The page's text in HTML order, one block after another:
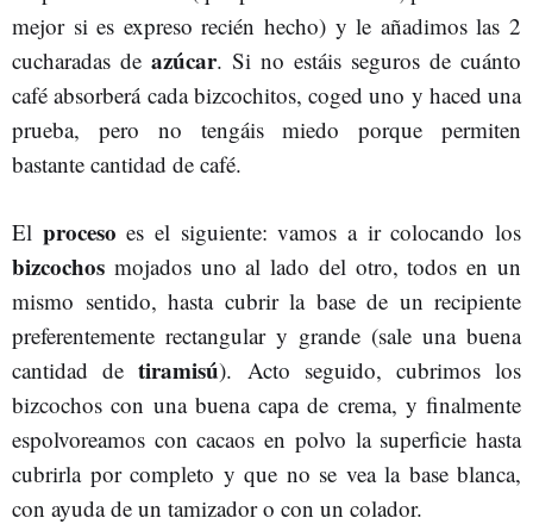
mejor si es expreso recién hecho) y le añadimos las 2
cucharadas de azúcar. Si no estáis seguros de cuánto
café absorberá cada bizcochitos, coged uno y haced una
prueba, pero no tengáis miedo porque permiten
bastante cantidad de café.
El proceso es el siguiente: vamos a ir colocando los
bizcochos mojados uno al lado del otro, todos en un
mismo sentido, hasta cubrir la base de un recipiente
preferentemente rectangular y grande (sale una buena
cantidad detiramisú). Acto seguido, cubrimos los
bizcochos con una buena capa de crema, y finalmente
espolvoreamos con cacaos en polvo la superficie hasta
cubrirla por completo y que no se vea la base blanca,
con ayuda de un tamizador o con un colador.